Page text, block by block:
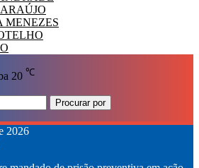
MENEZES
20 ℃
Procurar por
2026